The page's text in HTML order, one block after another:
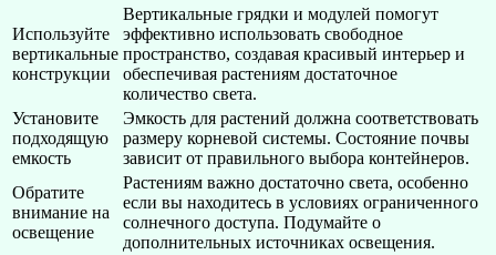
Используйте
вертикальные
конструкции
Вертикальные грядки и модулей помогут
эффективно использовать свободное
пространство, создавая красивый интерьер и
обеспечивая растениям достаточное
количество света.
Установите
подходящую
емкость
Эмкость для растений должна соответствовать
размеру корневой системы. Состояние почвы
зависит от правильного выбора контейнеров.
Обратите
внимание на
освещение
Растениям важно достаточно света, особенно
если вы находитесь в условиях ограниченного
солнечного доступа. Подумайте о
дополнительных источниках освещения.